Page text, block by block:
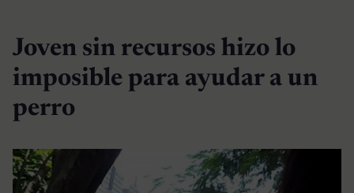
Joven sin recursos hizo lo
imposible para ayudar a un
perro